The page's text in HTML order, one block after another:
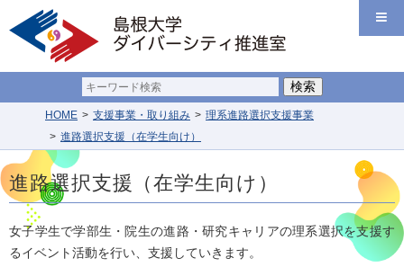
HOME 支援事業・取り組み
理系進路選択支援事業
進路選択支援（在学生向け）
進路選択支援（在学生向け）
女子学生で学部生・院生の進路・研究キャリアの理系選択を支援す
るイベント活動を行い、支援していきます。